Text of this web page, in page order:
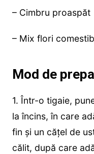
– Cimbru proaspăt
– Mix flori
Mod de
1. Într-o tigaie,
la încins, în care
fin și un cățel de
călit, după care